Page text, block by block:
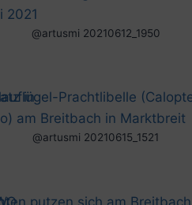
@artusmi 20210612_1950
@artusmi 20210615_1521